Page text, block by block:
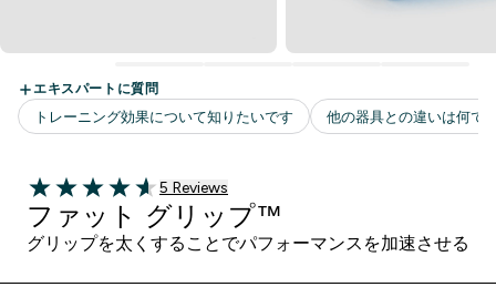
4.6 out of 5 stars
5 ＋件の口コミ
5 Reviews
ファット グリップ™
グリップを太くすることでパフォーマンスを加速させる